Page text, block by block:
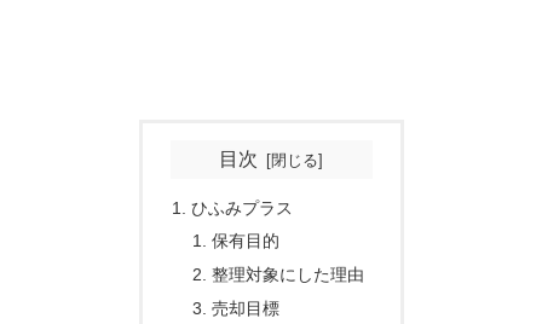
目次
ひふみプラス
保有目的
整理対象にした理由
売却目標